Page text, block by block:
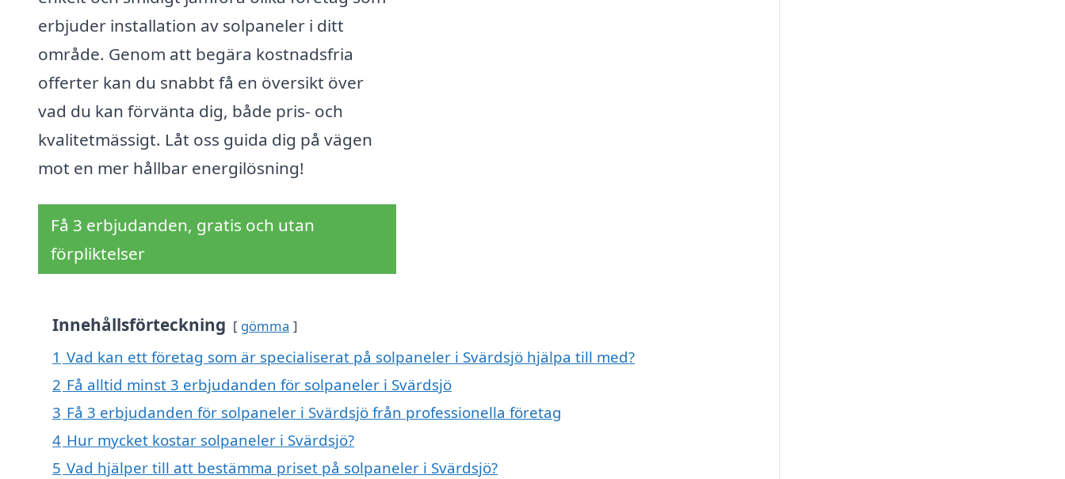
erbjuder installation av solpaneler i ditt
område. Genom att begära kostnadsfria
offerter kan du snabbt få en översikt över
vad du kan förvänta dig, både pris- och
kvalitetmässigt. Låt oss guida dig på vägen
mot en mer hållbar energilösning!
Få 3 erbjudanden, gratis och utan
förpliktelser
Innehållsförteckning gömma
1 Vad kan ett företag som är specialiserat på solpaneler i Svärdsjö hjälpa till med?
2 Få alltid minst 3 erbjudanden för solpaneler i Svärdsjö
3 Få 3 erbjudanden för solpaneler i Svärdsjö från professionella företag
4 Hur mycket kostar solpaneler i Svärdsjö?
5 Vad hjälper till att bestämma priset på solpaneler i Svärdsjö?